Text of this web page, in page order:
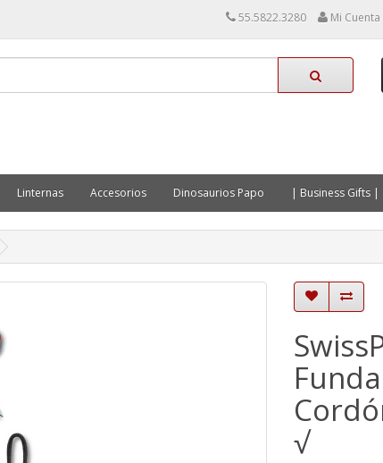
55.5822.3280 Mi Cuenta
Linternas Accesorios Dinosaurios Papo | Business Gifts |
√